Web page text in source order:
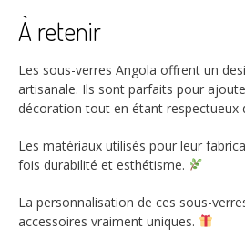
À retenir
Les sous-verres Angola offrent un
artisanale. Ils sont parfaits pour
décoration tout en étant respectueux
Les matériaux utilisés pour leur
fois durabilité et esthétisme.
La personnalisation de ces sous-
accessoires vraiment uniques.